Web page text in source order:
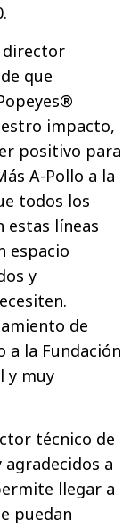
director
que
impacto,
positivo para
A-Pollo a la
todos los
estas líneas
espacio
y
de
a la Fundación
y muy
técnico de
agradecidos a
llegar a
puedan